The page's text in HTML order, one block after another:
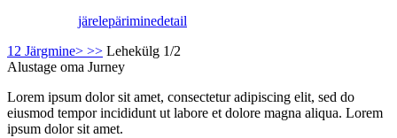
järelepäriminedetail
12 Järgmine> >> Lehekülg 1/2
Alustage oma Jurney
Lorem ipsum dolor sit amet, consectetur adipiscing elit, sed do
eiusmod tempor incididunt ut labore et dolore magna aliqua. Lorem
ipsum dolor sit amet.